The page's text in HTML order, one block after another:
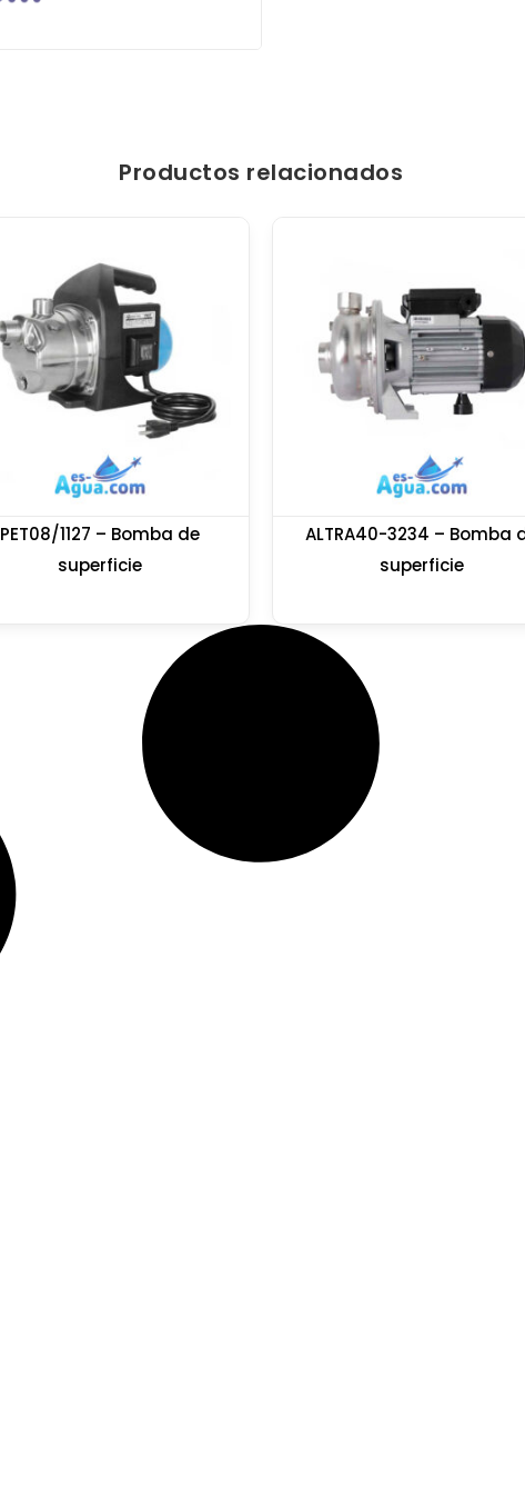
Productos relacionados
PET08/1127 – Bomba de
superficie
ALTRA40-3234 – Bomba
superficie